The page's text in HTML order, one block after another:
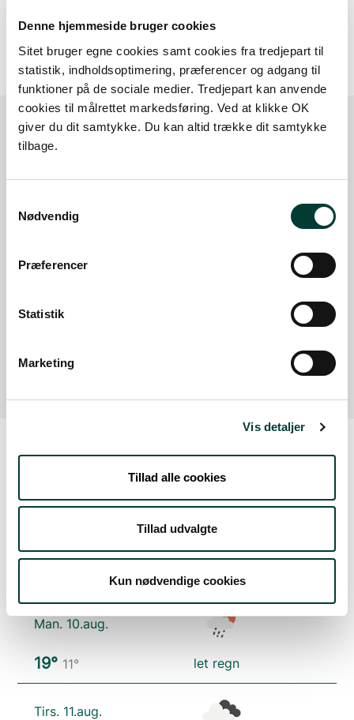
Denne hjemmeside bruger cookies
Sitet bruger egne cookies samt cookies fra tredjepart til
statistik, indholdsoptimering, præferencer og adgang til
funktioner på de sociale medier. Tredjepart kan anvende
cookies til målrettet markedsføring. Ved at klikke OK
giver du dit samtykke. Du kan altid trække dit samtykke
tilbage.
Nødvendig
Præferencer
Statistik
Marketing
Vis detaljer
Tillad alle cookies
Tillad udvalgte
Kun nødvendige cookies
Sådan kommer du dertil
af faciliteten.
skydække
Man. 10.aug.
19° 11° let regn
Tirs. 11.aug.